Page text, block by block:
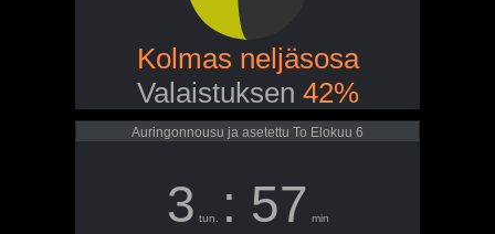
Kolmas neljäsosa
Valaistuksen 42%
Auringonnousu ja asetettu To Elokuu 6
3 tun. : 57 min